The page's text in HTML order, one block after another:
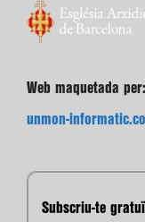
Web maquetada per:
unmon-
Subscriu-te